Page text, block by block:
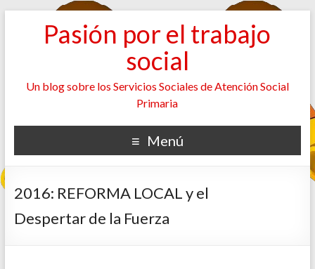
Pasión por el trabajo
social
Un blog sobre los Servicios Sociales de Atención Social
Primaria
Menú
2016: REFORMA LOCAL y el
Despertar de la Fuerza